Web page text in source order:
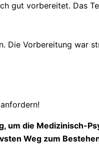
gut vorbereitet. Das
Die Vorbereitung war
um die Medizinisch-
Weg zum